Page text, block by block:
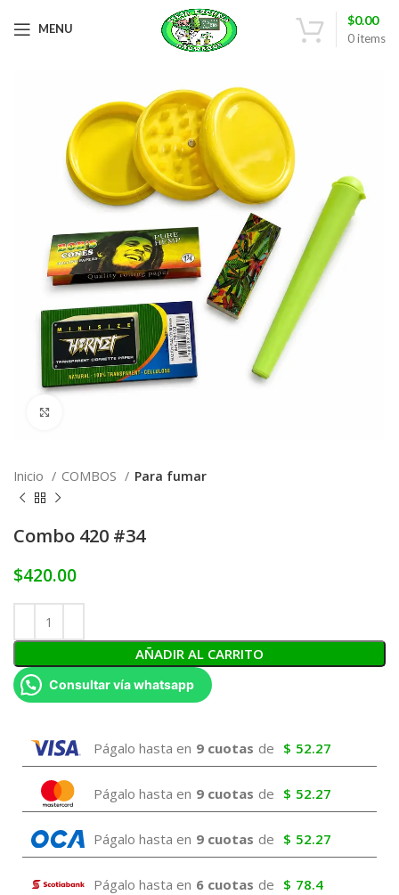
MENU
0items
$0.00
Inicio COMBOS Para fumar
Combo 420 #34
$420.00
AÑADIR AL CARRITO
Consultar vía whatsapp
Págalo hasta en 9 cuotas de $ 52.27
Págalo hasta en 9 cuotas de $ 52.27
Págalo hasta en 9 cuotas de $ 52.27
Págalo hasta en 6 cuotas de $ 78.4